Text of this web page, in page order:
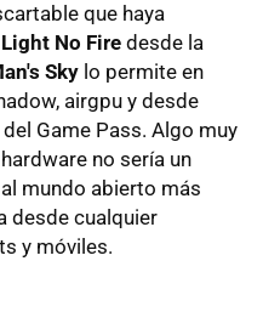
que haya
Light No Fire desde la
Sky lo permite en
airgpu y desde
Game Pass. Algo muy
no sería un
mundo abierto más
desde cualquier
y móviles.